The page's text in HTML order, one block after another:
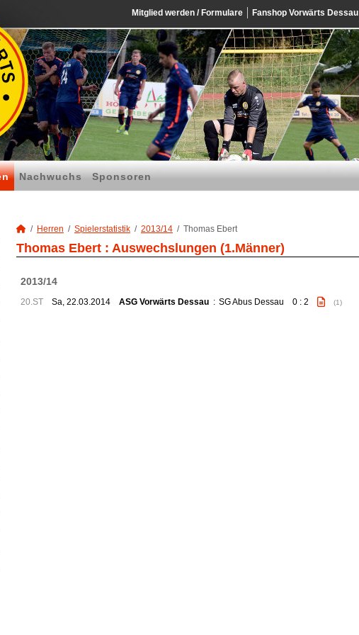
Mitglied werden / Formulare Fanshop Vorwärts Dessau
Nachwuchs Sponsoren
Herren Spielerstatistik 2013/14 Thomas Ebert
Thomas Ebert : Auswechslungen (1.Männer)
2013/14
20.ST Sa, 22.03.2014 ASG Vorwärts Dessau : SG Abus Dessau 0 : 2 (1)